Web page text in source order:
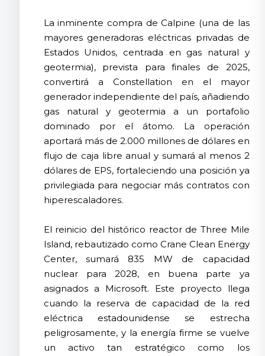
La inminente compra de Calpine (una de las
mayores generadoras eléctricas privadas de
Estados Unidos, centrada en gas natural y
geotermia), prevista para finales de 2025,
convertirá a Constellation en el mayor
generador independiente del país, añadiendo
gas natural y geotermia a un portafolio
dominado por el átomo. La operación
aportará más de 2.000 millones de dólares en
flujo de caja libre anual y sumará al menos 2
dólares de EPS, fortaleciendo una posición ya
privilegiada para negociar más contratos con
hiperescaladores.
El reinicio del histórico reactor de Three Mile
Island, rebautizado como Crane Clean Energy
Center, sumará 835 MW de capacidad
nuclear para 2028, en buena parte ya
asignados a Microsoft. Este proyecto llega
cuando la reserva de capacidad de la red
eléctrica estadounidense se estrecha
peligrosamente, y la energía firme se vuelve
un activo tan estratégico como los